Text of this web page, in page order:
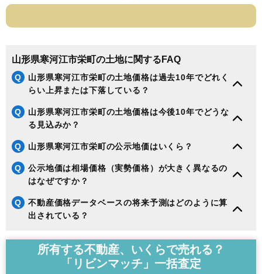
山形県寒河江市栄町の土地に関するFAQ
Q
山形県寒河江市栄町の土地価格は過去10年でどれく
らい上昇または下落している？
Q
山形県寒河江市栄町の土地価格は今後10年でどうな
る見込みか？
Q 山形県寒河江市栄町の公示地価はいくら？
Q
公示地価は相場価格（実勢価格）が大きく異なるの
はなぜですか？
Q
不動産価格データベースの将来予測はどのように算
出されている？
所有する不動産、いくらで売れる？
「リビンマッチ」一括査定